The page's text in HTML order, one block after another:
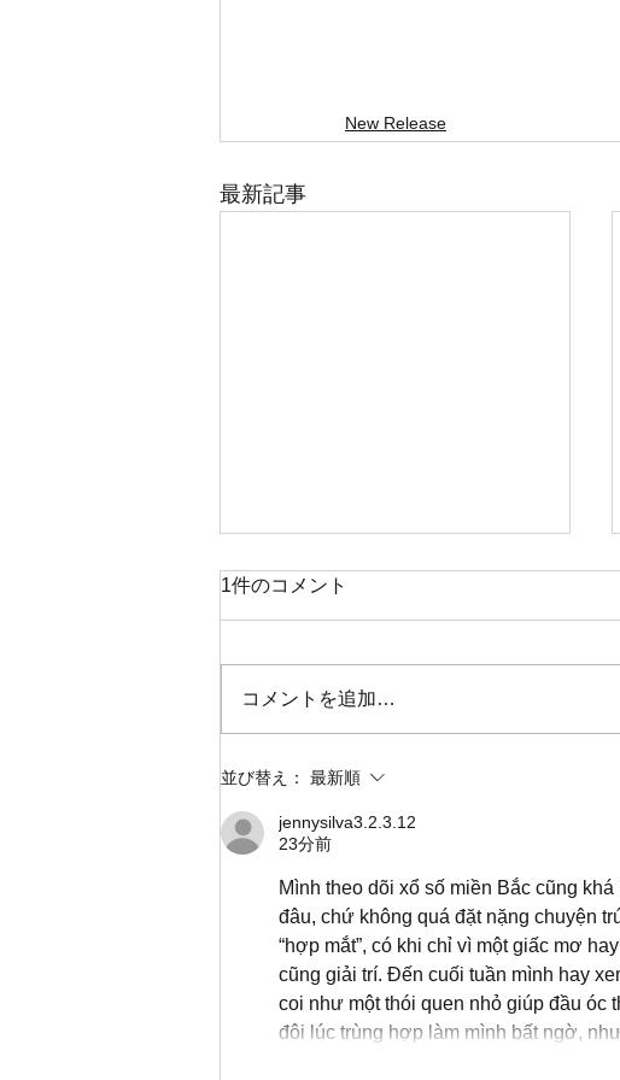
New Release
最新記事
1件のコメント
コメントを追加…
並び替え： 最新順
jennysilva3.2.3.12
23分前
Mình theo dõi xổ số miền Bắc cũng
đâu, chứ không quá đặt nặng chuyện
“hợp mắt”, có khi chỉ vì một giấc mơ
cũng giải trí. Đến cuối tuần mình hay
coi như một thói quen nhỏ giúp đầu óc
đôi lúc trùng hợp làm mình bất ngờ,